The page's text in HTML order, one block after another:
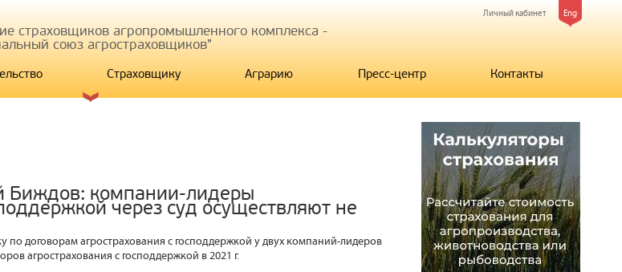
Eng
Личный кабинет
страховщиков агропромышленного комплекса -
союз агростраховщиков"
Страховщику Аграрию Пресс-центр Контакты
Биждов: компании-лидеры
через суд осуществляют не
по договорам агрострахования с господдержкой у двух компаний-лидеров
агрострахования с господдержкой в 2021 г.